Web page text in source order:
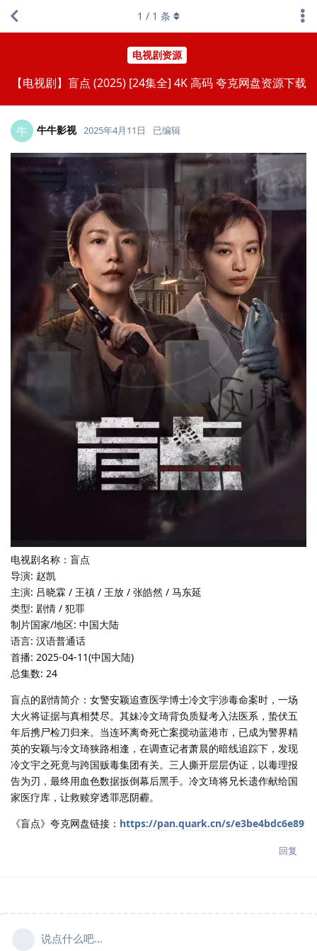
电视剧资源
【电视剧】盲点 (2025) [24集全] 4K 高码 夸克网盘资源下载
1 / 1 条
牛 牛牛影视 2025年4月11日 已编辑
电视剧名称：盲点
导演: 赵凯
主演: 吕晓霖 / 王禛 / 王放 / 张皓然 / 马东延
类型: 剧情 / 犯罪
制片国家/地区: 中国大陆
语言: 汉语普通话
首播: 2025-04-11(中国大陆)
总集数: 24
盲点的剧情简介：女警安颖追查医学博士冷文宇涉毒命案时，一场
大火将证据与真相焚尽。其妹冷文琦背负质疑考入法医系，蛰伏五
年后携尸检刀归来。当连环离奇死亡案搅动蓝港市，已成为警界精
英的安颖与冷文琦狭路相逢，在调查记者萧晨的暗线追踪下，发现
冷文宇之死竟与跨国贩毒集团有关。三人撕开层层伪证，以毒理报
告为刃，最终用血色数据扳倒幕后黑手。冷文琦将兄长遗作献给国
家医疗库，让救赎穿透罪恶阴霾。
《盲点》夸克网盘链接： https://pan.quark.cn/s/e3be4bdc6e89
回复
说点什么吧...